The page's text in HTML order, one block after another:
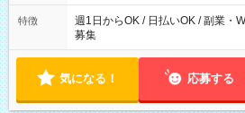
特徴
週1日からOK / 日払いOK / 副業・
募集
気になる！ 応募する